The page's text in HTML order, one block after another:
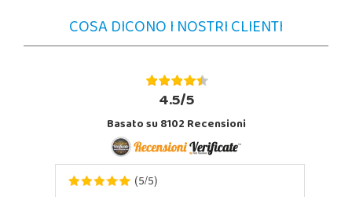
COSA DICONO I NOSTRI CLIENTI
4.5/5
Basato su 8102 Recensioni
(5/5)